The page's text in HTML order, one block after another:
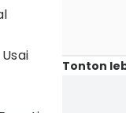
Tonton